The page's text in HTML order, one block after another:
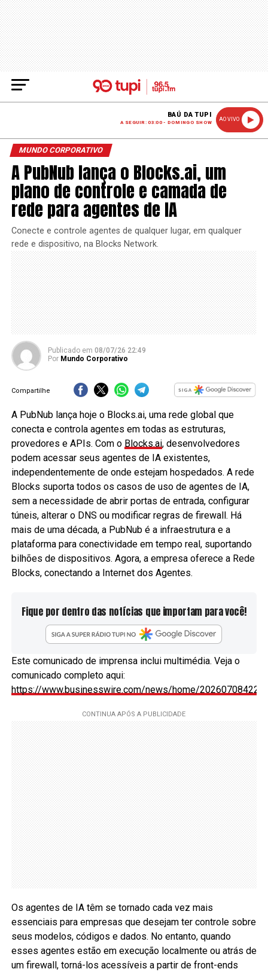
BAÚ DA TUPI
A SEGUIR: 03:00 - DOMINGO SHOW
AO VIVO
MUNDO CORPORATIVO
A PubNub lança o Blocks.ai, um
plano de controle e camada de
rede para agentes de IA
Conecte e controle agentes de qualquer lugar, em qualquer
rede e dispositivo, na Blocks Network.
Publicado em 08/07/26 22:49
Por Mundo Corporativo
Compartilhe
A PubNub lança hoje o Blocks.ai, uma rede global que
conecta e controla agentes em todas as estruturas,
provedores e APIs. Com o Blocks.ai, desenvolvedores
podem acessar seus agentes de IA existentes,
independentemente de onde estejam hospedados. A rede
Blocks suporta todos os casos de uso de agentes de IA,
sem a necessidade de abrir portas de entrada, configurar
túneis, alterar o DNS ou modificar regras de firewall. Há
mais de uma década, a PubNub é a infraestrutura e a
plataforma para conectividade em tempo real, suportando
bilhões de dispositivos. Agora, a empresa oferece a Rede
Blocks, conectando a Internet dos Agentes.
Fique por dentro das notícias que importam para você!
Este comunicado de imprensa inclui multimédia. Veja o
comunicado completo aqui:
https://www.businesswire.com/news/home/
Os agentes de IA têm se tornado cada vez mais
essenciais para empresas que desejam ter controle sobre
seus modelos, códigos e dados. No entanto, quando
esses agentes estão em execução localmente ou atrás de
um firewall, torná-los acessíveis a partir de front-ends